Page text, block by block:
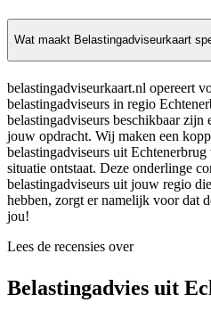
Wat maakt Belastingadviseurkaart
belastingadviseurkaart.nl opereert
belastingadviseurs in regio
belastingadviseurs beschikbaar
jouw opdracht. Wij maken een
belastingadviseurs uit
situatie ontstaat. Deze onderlinge
belastingadviseurs uit jouw regio
hebben, zorgt er namelijk voor dat
jou!
Lees de recensies over
Belastingadvies uit